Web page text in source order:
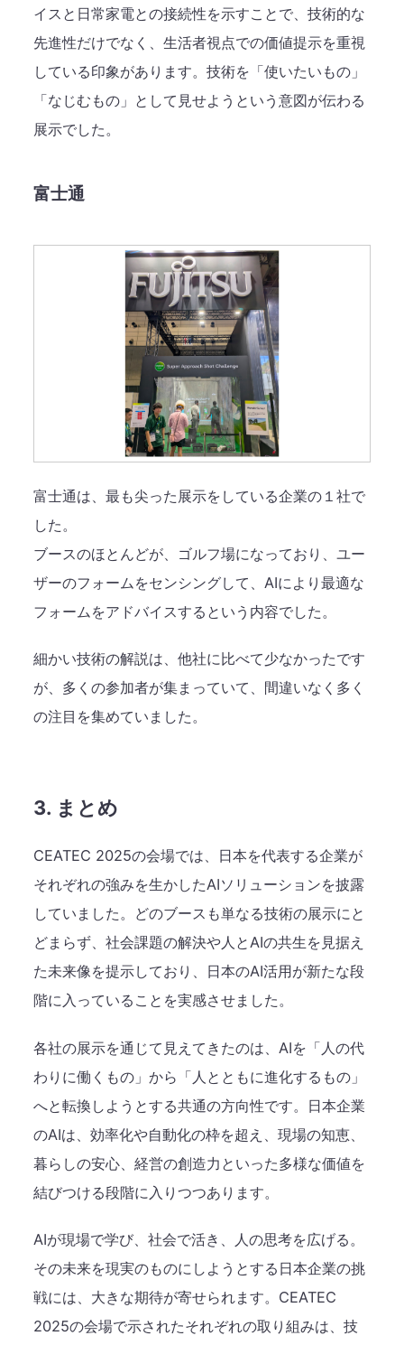
イスと日常家電との接続性を示すことで、技術的な
先進性だけでなく、生活者視点での価値提示を重視
している印象があります。技術を「使いたいもの」
「なじむもの」として見せようという意図が伝わる
展示でした。
富士通
富士通は、最も尖った展示をしている企業の１社で
した。
ブースのほとんどが、ゴルフ場になっており、ユー
ザーのフォームをセンシングして、AIにより最適な
フォームをアドバイスするという内容でした。
細かい技術の解説は、他社に比べて少なかったです
が、多くの参加者が集まっていて、間違いなく多く
の注目を集めていました。
3. まとめ
CEATEC 2025の会場では、日本を代表する企業が
それぞれの強みを生かしたAIソリューションを披露
していました。どのブースも単なる技術の展示にと
どまらず、社会課題の解決や人とAIの共生を見据え
た未来像を提示しており、日本のAI活用が新たな段
階に入っていることを実感させました。
各社の展示を通じて見えてきたのは、AIを「人の代
わりに働くもの」から「人とともに進化するもの」
へと転換しようとする共通の方向性です。日本企業
のAIは、効率化や自動化の枠を超え、現場の知恵、
暮らしの安心、経営の創造力といった多様な価値を
結びつける段階に入りつつあります。
AIが現場で学び、社会で活き、人の思考を広げる。
その未来を現実のものにしようとする日本企業の挑
戦には、大きな期待が寄せられます。CEATEC
2025の会場で示されたそれぞれの取り組みは、技